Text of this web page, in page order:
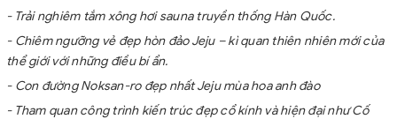
- Trải nghiêm tắm xông hơi sauna truyền thống Hàn Quốc.
- Chiêm ngưỡng vẻ đẹp hòn đảo Jeju – kì quan thiên nhiên mới của
thể giới với những điều bí ẩn.
- Con đường Noksan-ro đẹp nhất Jeju mùa hoa anh đào
- Tham quan công trình kiến trúc đẹp cổ kính và hiện đại như Cố